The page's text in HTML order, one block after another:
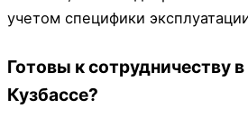
учетом специфики
Готовы к сотрудничеству
Кузбассе?